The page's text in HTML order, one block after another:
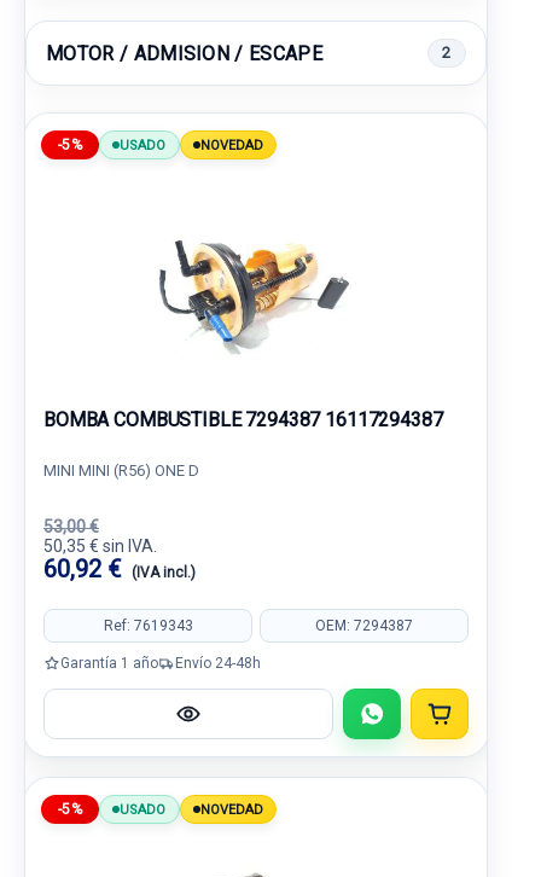
MOTOR / ADMISION / ESCAPE 2
-5% USADO NOVEDAD
BOMBA COMBUSTIBLE 7294387 16117294387
MINI MINI (R56) ONE D
53,00 €
50,35 € sin IVA.
60,92 € (IVA incl.)
Ref: 7619343 OEM: 7294387
Garantía 1 año Envío 24-48h
-5% USADO NOVEDAD